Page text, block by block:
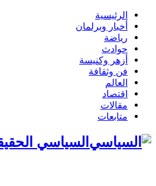
الرئيسية
أخبار وبرلمان
رياضة
حوادث
أزهر وكنيسة
فن وثقافة
العالم
اقتصاد
مقالات
متابعات
السياسي